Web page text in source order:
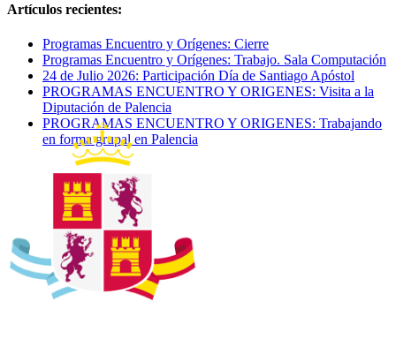
Artículos recientes:
Programas Encuentro y Orígenes: Cierre
Programas Encuentro y Orígenes: Trabajo. Sala Computación
24 de Julio 2026: Participación Día de Santiago Apóstol
PROGRAMAS ENCUENTRO Y ORIGENES: Visita a la
Diputación de Palencia
PROGRAMAS ENCUENTRO Y ORIGENES: Trabajando
en forma grupal en Palencia